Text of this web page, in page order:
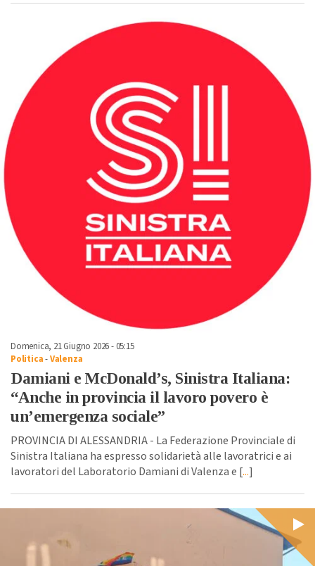
Domenica, 21 Giugno 2026 - 05:15
Politica-Valenza
Damiani e McDonald’s, Sinistra Italiana:
“Anche in provincia il lavoro povero è
un’emergenza sociale”
PROVINCIA DI ALESSANDRIA - La Federazione Provinciale di
Sinistra Italiana ha espresso solidarietà alle lavoratrici e ai
lavoratori del Laboratorio Damiani di Valenza e [...]